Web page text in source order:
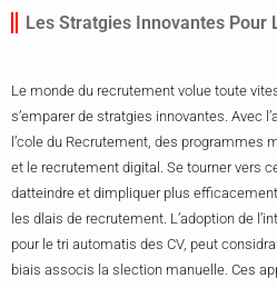
Les Stratgies Innovantes Pour
Le monde du recrutement volue toute
s’emparer de stratgies innovantes. Avec
l’cole du Recrutement, des programmes
et le recrutement digital. Se tourner vers
datteindre et dimpliquer plus
les dlais de recrutement. L’adoption de
pour le tri automatis des CV, peut
biais associs la slection manuelle. Ces